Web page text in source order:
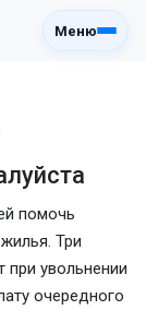
Меню
помочь
Три
при увольнении
очередного